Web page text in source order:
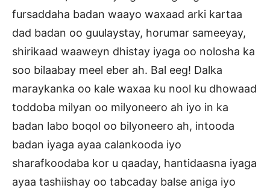
fursaddaha badan waayo waxaad arki kartaa
dad badan oo guulaystay, horumar sameeyay,
shirikaad waaweyn dhistay iyaga oo nolosha ka
soo bilaabay meel eber ah. Bal eeg! Dalka
maraykanka oo kale waxaa ku nool ku dhowaad
toddoba milyan oo milyoneero ah iyo in ka
badan labo boqol oo bilyoneero ah, intooda
badan iyaga ayaa calankooda iyo
sharafkoodaba kor u qaaday, hantidaasna iyaga
ayaa tashiishay oo tabcaday balse aniga iyo